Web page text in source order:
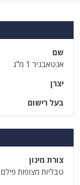
שם
אנטאבניר 1 מ"ג
יצרן
בעל רישום
צורת מינון
טבליות מצופות פילם